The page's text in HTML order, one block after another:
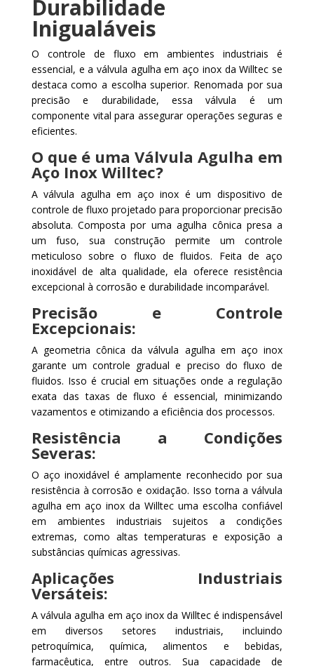
Durabilidade
Inigualáveis
O controle de fluxo em ambientes industriais é
essencial, e a válvula agulha em aço inox da Willtec se
destaca como a escolha superior. Renomada por sua
precisão e durabilidade, essa válvula é um
componente vital para assegurar operações seguras e
eficientes.
O que é uma Válvula Agulha em
Aço Inox Willtec?
A válvula agulha em aço inox é um dispositivo de
controle de fluxo projetado para proporcionar precisão
absoluta. Composta por uma agulha cônica presa a
um fuso, sua construção permite um controle
meticuloso sobre o fluxo de fluidos. Feita de aço
inoxidável de alta qualidade, ela oferece resistência
excepcional à corrosão e durabilidade incomparável.
Precisão e Controle
Excepcionais:
A geometria cônica da válvula agulha em aço inox
garante um controle gradual e preciso do fluxo de
fluidos. Isso é crucial em situações onde a regulação
exata das taxas de fluxo é essencial, minimizando
vazamentos e otimizando a eficiência dos processos.
Resistência a Condições
Severas:
O aço inoxidável é amplamente reconhecido por sua
resistência à corrosão e oxidação. Isso torna a válvula
agulha em aço inox da Willtec uma escolha confiável
em ambientes industriais sujeitos a condições
extremas, como altas temperaturas e exposição a
substâncias químicas agressivas.
Aplicações Industriais
Versáteis:
A válvula agulha em aço inox da Willtec é indispensável
em diversos setores industriais, incluindo
petroquímica, química, alimentos e bebidas,
farmacêutica, entre outros. Sua capacidade de